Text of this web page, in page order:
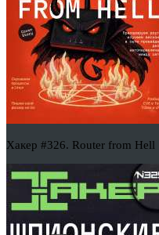
Хакер #326. Router from Hell